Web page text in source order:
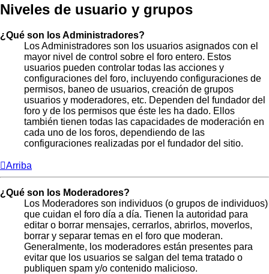
Niveles de usuario y grupos
¿Qué son los Administradores?
Los Administradores son los usuarios asignados con el
mayor nivel de control sobre el foro entero. Estos
usuarios pueden controlar todas las acciones y
configuraciones del foro, incluyendo configuraciones de
permisos, baneo de usuarios, creación de grupos
usuarios y moderadores, etc. Dependen del fundador del
foro y de los permisos que éste les ha dado. Ellos
también tienen todas las capacidades de moderación en
cada uno de los foros, dependiendo de las
configuraciones realizadas por el fundador del sitio.
Arriba
¿Qué son los Moderadores?
Los Moderadores son individuos (o grupos de individuos)
que cuidan el foro día a día. Tienen la autoridad para
editar o borrar mensajes, cerrarlos, abrirlos, moverlos,
borrar y separar temas en el foro que moderan.
Generalmente, los moderadores están presentes para
evitar que los usuarios se salgan del tema tratado o
publiquen spam y/o contenido malicioso.